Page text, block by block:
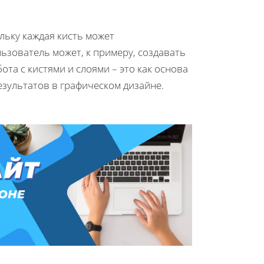
каждая кисть может
может, к примеру, создавать
с кистями и слоями – это как основа
в графическом дизайне.